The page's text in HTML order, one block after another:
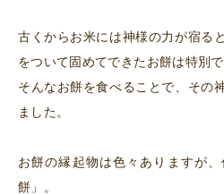
古くからお米には神様の力が宿る
をついて固めてできたお餅は特別で
そんなお餅を食べることで、その
ました。
お餅の縁起物は色々ありますが
餅」。